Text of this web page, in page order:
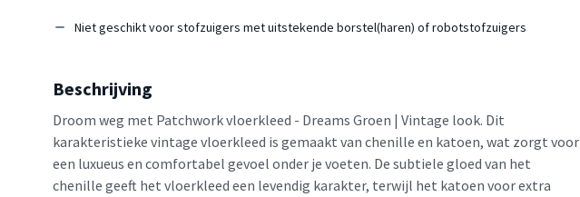
Niet geschikt voor stofzuigers met uitstekende borstel(haren) of robotstofzuigers
Beschrijving
Droom weg met Patchwork vloerkleed - Dreams Groen | Vintage look. Dit
karakteristieke vintage vloerkleed is gemaakt van chenille en katoen, wat zorgt voor
een luxueus en comfortabel gevoel onder je voeten. De subtiele gloed van het
chenille geeft het vloerkleed een levendig karakter, terwijl het katoen voor extra